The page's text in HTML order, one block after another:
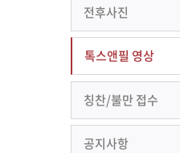
전후사진
톡스앤필 영상
칭찬/불만 접수
공지사항